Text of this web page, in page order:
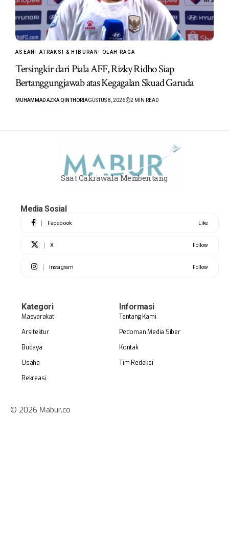
ASEAN ATRAKSI & HIBURAN OLAH RAGA
Tersingkir dari Piala AFF, Rizky Ridho Siap
Bertanggungjawab atas Kegagalan Skuad Garuda
MUHAMMAD AZKA QINTHORI AGUSTUS 8, 2026 2 MIN READ
Saat Cakrawala Membentang
Media Sosial
Facebook Like
X Follow
Instagram Follow
Kategori
Masyarakat
Arsitektur
Budaya
Usaha
Rekreasi
Informasi
Tentang Kami
Pedoman Media Siber
Kontak
Tim Redaksi
© 2026 Mabur.co